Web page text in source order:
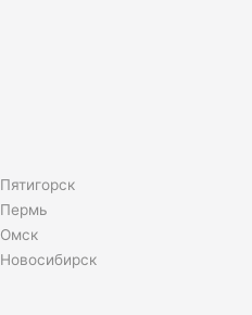
Пятигорск
Пермь
Омск
Новосибирск